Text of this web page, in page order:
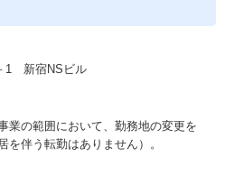
1 新宿NSビル
業の範囲において、勤務地の変更を
を伴う転勤はありません）。